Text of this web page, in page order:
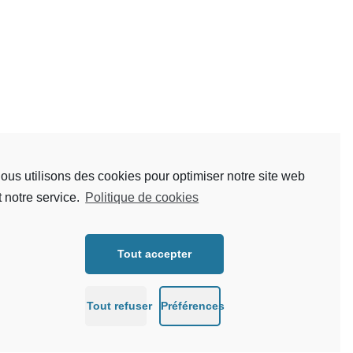
utilisons des cookies pour optimiser notre site web
notre service. Politique de cookies
Tout accepter
Tout refuser Préférences